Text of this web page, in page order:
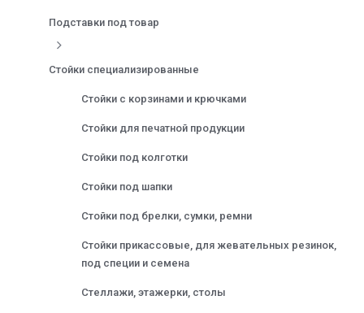
Подставки под товар
Стойки специализированные
Стойки с корзинами и крючками
Стойки для печатной продукции
Стойки под колготки
Стойки под шапки
Стойки под брелки, сумки, ремни
Стойки прикассовые, для жевательных резинок,
под специи и семена
Стеллажи, этажерки, столы